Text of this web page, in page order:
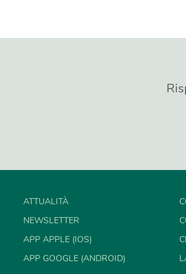
ATTUALITÀ
NEWSLETTER
APP APPLE (IOS)
APP GOOGLE (ANDROID)